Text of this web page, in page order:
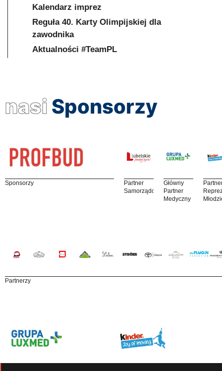
Kalendarz imprez
Reguła 40. Karty Olimpijskiej dla
zawodnika
Aktualności #TeamPL
nasi Sponsorzy
Sponsorzy
Partner
Samorządowy
Główny
Partner
Medyczny
Partnerzy